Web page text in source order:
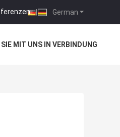
German
|
MIT UNS IN VERBINDUNG